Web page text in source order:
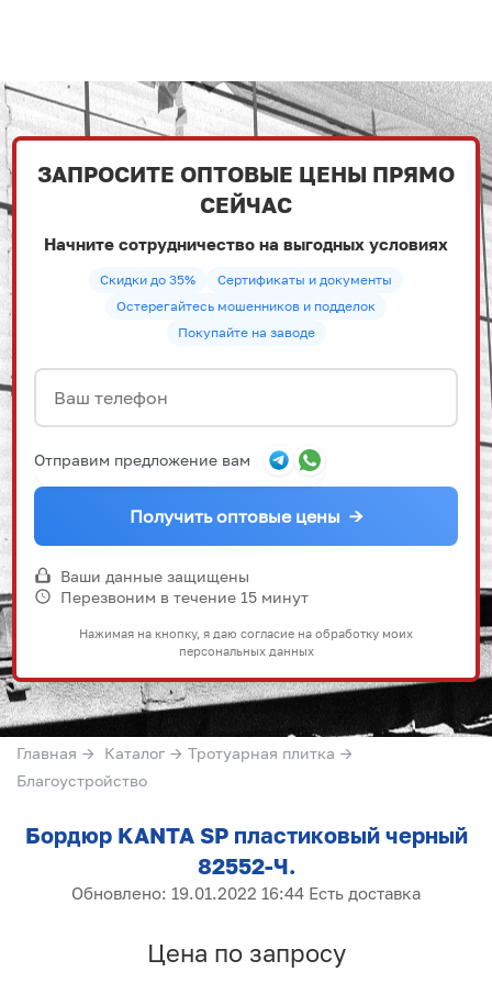
ЗАПРОСИТЕ ОПТОВЫЕ ЦЕНЫ ПРЯМО
СЕЙЧАС
Начните сотрудничество на выгодных условиях
Скидки до 35%
Сертификаты и документы
Остерегайтесь мошенников и подделок
Покупайте на заводе
Отправим предложение вам
Получить оптовые цены →
Ваши данные защищены
Перезвоним в течение 15 минут
Нажимая на кнопку, я даю согласие на обработку моих
персональных данных
Главная → Каталог → Тротуарная плитка →
Благоустройство
Бордюр KANTA SP пластиковый черный
82552-Ч.
Обновлено: 19.01.2022 16:44 Есть доставка
Цена по запросу